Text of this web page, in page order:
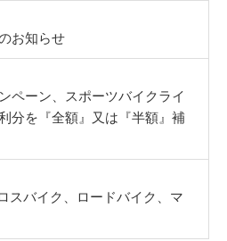
お知らせ
ペーン、スポーツバイクライ
分を『全額』又は『半額』補
スバイク、ロードバイク、マ